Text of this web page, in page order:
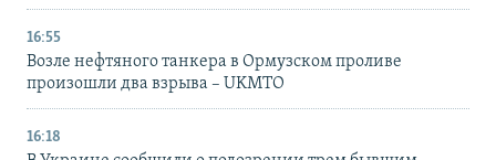
16:55
Возле нефтяного танкера в Ормузском проливе
произошли два взрыва – UKMTO
16:18